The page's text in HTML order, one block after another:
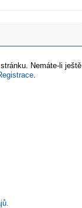
Nemáte-li ještě